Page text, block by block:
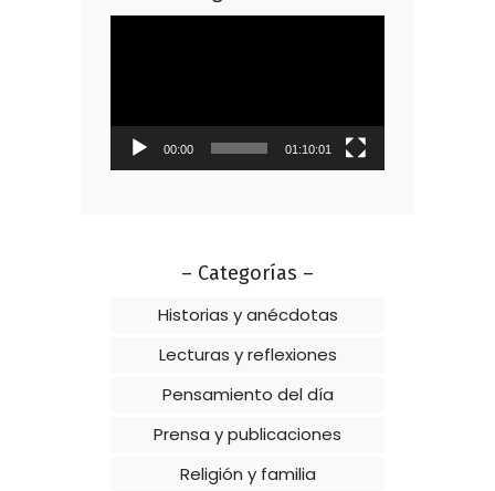
00:00 01:10:01
– Categorías –
Historias y anécdotas
Lecturas y reflexiones
Pensamiento del día
Prensa y publicaciones
Religión y familia